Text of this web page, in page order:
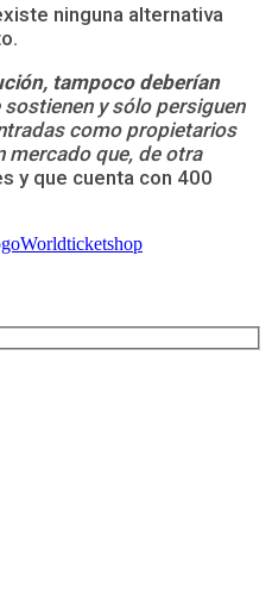
ninguna alternativa
tampoco deberían
y sólo persiguen
como propietarios
mercado que, de otra
y que cuenta con 400
Worldticketshop